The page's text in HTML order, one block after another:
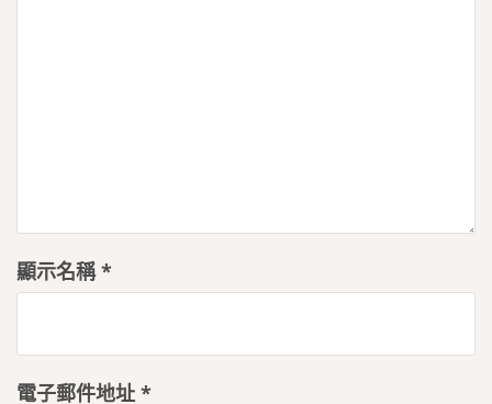
顯示名稱*
電子郵件地址 *